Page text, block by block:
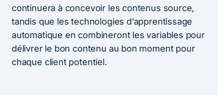
continuera à concevoir les contenus source,
tandis que les technologies d’apprentissage
automatique en combineront les variables pour
délivrer le bon contenu au bon moment pour
chaque client potentiel.